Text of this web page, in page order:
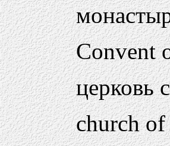
Convent
церковь
church